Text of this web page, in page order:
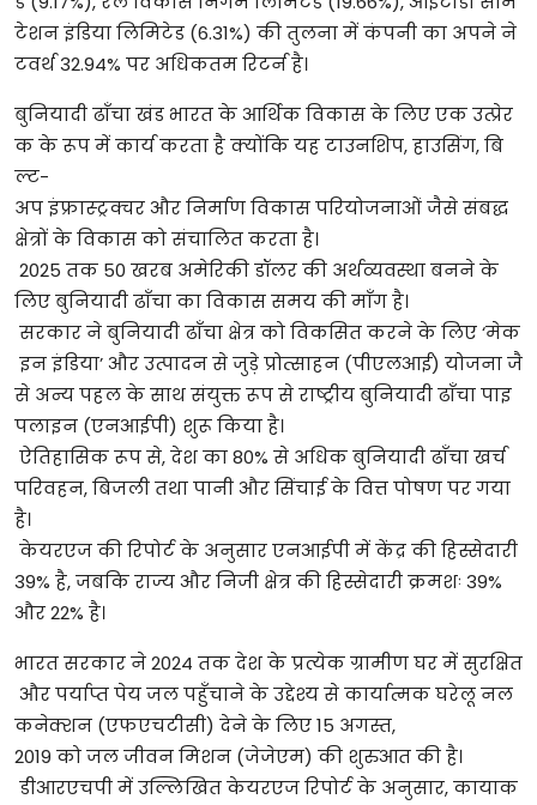
टेशन इंडिया लिमिटेड (6.31%) की तुलना में कंपनी का अपने ने
टवर्थ 32.94% पर अधिकतम रिटर्न है।
बुनियादी ढाँचा खंड भारत के आर्थिक विकास के लिए एक उत्प्रेर
क के रूप में कार्य करता है क्योंकि यह टाउनशिप, हाउसिंग, बि
ल्ट-
अप इंफ्रास्ट्रक्चर और निर्माण विकास परियोजनाओं जैसे संबद्ध
क्षेत्रों के विकास को संचालित करता है।
2025 तक 50 खरब अमेरिकी डॉलर की अर्थव्यवस्था बनने के
लिए बुनियादी ढाँचा का विकास समय की माँग है।
सरकार ने बुनियादी ढाँचा क्षेत्र को विकसित करने के लिए ‘मेक
इन इंडिया’ और उत्पादन से जुड़े प्रोत्साहन (पीएलआई) योजना जै
से अन्य पहल के साथ संयुक्त रूप से राष्ट्रीय बुनियादी ढाँचा पाइ
पलाइन (एनआईपी) शुरू किया है।
ऐतिहासिक रूप से, देश का 80% से अधिक बुनियादी ढाँचा खर्च
परिवहन, बिजली तथा पानी और सिंचाई के वित्त पोषण पर गया
है।
केयरएज की रिपोर्ट के अनुसार एनआईपी में केंद्र की हिस्सेदारी
39% है, जबकि राज्य और निजी क्षेत्र की हिस्सेदारी क्रमशः 39%
और 22% है।
भारत सरकार ने 2024 तक देश के प्रत्येक ग्रामीण घर में सुरक्षित
और पर्याप्त पेय जल पहुँचाने के उद्देश्य से कार्यात्मक घरेलू नल
कनेक्शन (एफएचटीसी) देने के लिए 15 अगस्त,
2019 को जल जीवन मिशन (जेजेएम) की शुरुआत की है।
डीआरएचपी में उल्लिखित केयरएज रिपोर्ट के अनुसार, कायाक